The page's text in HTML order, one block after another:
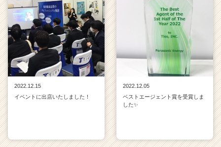
2022.12.15
イベントに出店いたしました！
2022.12.05
ベストエージェント賞を受賞しま
した✨